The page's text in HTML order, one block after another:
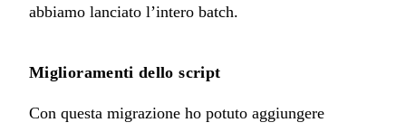
abbiamo lanciato l’intero batch.
Miglioramenti dello script
Con questa migrazione ho potuto aggiungere